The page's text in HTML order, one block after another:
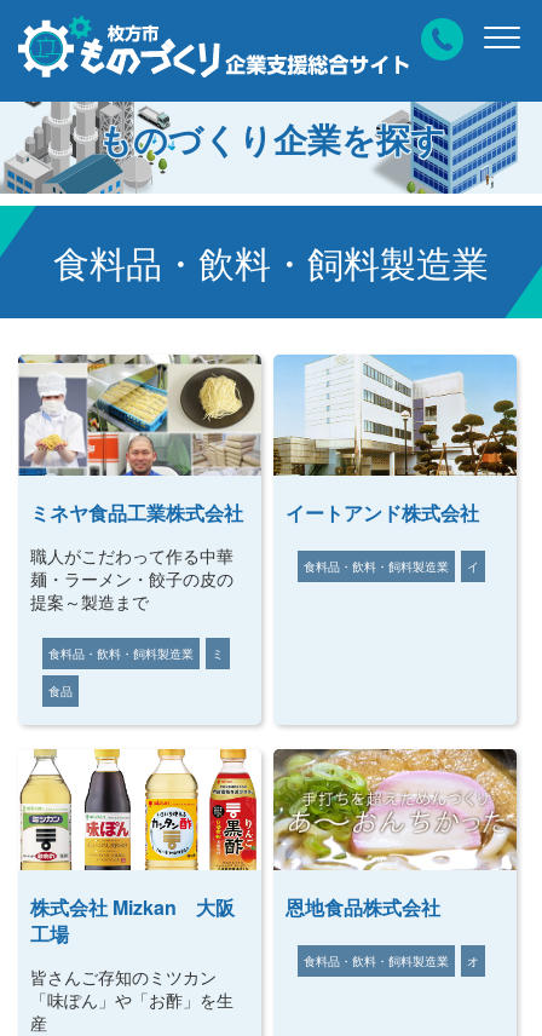
ものづくり企業を探す
食料品・飲料・飼料製造業
ミネヤ食品工業株式会社
職人がこだわって作る中華
麺・ラーメン・餃子の皮の
提案～製造まで
食料品・飲料・飼料製造業 ミ
食品
イートアンド株式会社
食料品・飲料・飼料製造業 イ
株式会社 Mizkan 大阪
工場
皆さんご存知のミツカン
「味ぽん」や「お酢」を生
産
恩地食品株式会社
食料品・飲料・飼料製造業 オ